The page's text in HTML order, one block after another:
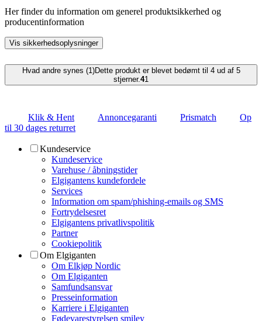
Her finder du information om generel produktsikkerhed og
producentinformation
Vis sikkerhedsoplysninger
Hvad andre synes (1)Dette produkt er blevet bedømt til 4 ud af 5
stjerner.41
Klik & Hent Annoncegaranti Prismatch
Op
til 30 dages returret
Kundeservice
Kundeservice
Varehuse / åbningstider
Elgigantens kundefordele
Services
Information om spam/phishing-emails og SMS
Fortrydelsesret
Elgigantens privatlivspolitik
Partner
Cookiepolitik
Om Elgiganten
Om Elkjøp Nordic
Om Elgiganten
Samfundsansvar
Presseinformation
Karriere i Elgiganten
Fødevarestyrelsen smiley